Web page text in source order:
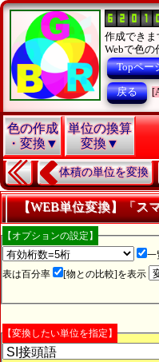
作成できま
Webで色の
Topペー
戻る
色の作成
・変換▼
単位の換算
変換▼
体積の単位を変換
【WEB単位変換】「ス
【オプションの設定】
一
表は百分率
[物との比較]を表示
【変換したい単位を指定】